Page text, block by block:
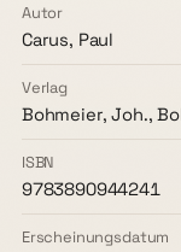
Autor
Carus, Paul
Verlag
Bohmeier, Joh.,
ISBN
9783890944241
Erscheinungsdatum